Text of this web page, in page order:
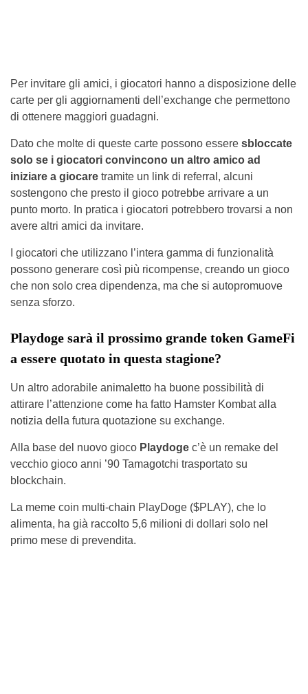
Per invitare gli amici, i giocatori hanno a disposizione delle
carte per gli aggiornamenti dell’exchange che permettono
di ottenere maggiori guadagni.
Dato che molte di queste carte possono essere sbloccate
solo se i giocatori convincono un altro amico ad
iniziare a giocare tramite un link di referral, alcuni
sostengono che presto il gioco potrebbe arrivare a un
punto morto. In pratica i giocatori potrebbero trovarsi a non
avere altri amici da invitare.
I giocatori che utilizzano l’intera gamma di funzionalità
possono generare così più ricompense, creando un gioco
che non solo crea dipendenza, ma che si autopromuove
senza sforzo.
Playdoge sarà il prossimo grande token GameFi
a essere quotato in questa stagione?
Un altro adorabile animaletto ha buone possibilità di
attirare l’attenzione come ha fatto Hamster Kombat alla
notizia della futura quotazione su exchange.
Alla base del nuovo gioco Playdoge c’è un remake del
vecchio gioco anni ’90 Tamagotchi trasportato su
blockchain.
La meme coin multi-chain PlayDoge ($PLAY), che lo
alimenta, ha già raccolto 5,6 milioni di dollari solo nel
primo mese di prevendita.